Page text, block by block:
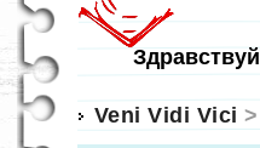
Veni Vidi Vici